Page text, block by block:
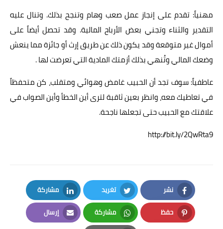
مهنياً: تقدم على إنجاز عمل صعب وهام وتنجح بذلك. وتنال عليه
التقدير والثناء وتجني بعض الأرباح المالية. وقد تحصل أيضاً على
أموال غير متوقعة وقد يكون ذلك عن طريق إرث أو جائزة مما ينعش
وضعك المالي وتُنهي بذلك أزمتك المادية التي تعرضت لها .
عاطفياً: سوف تجد أن الحبيب غامض وهوائي ومتقلب، كن متحفظاً
في تعاطيك معه، وانظر بعين ثاقبة لترى أين الخطأ وأين الصواب في
علاقتك مع الحبيب حتى تجعلها ناجحة.
http://bit.ly/2QwRta9
نشر
Facebook
تغريد
Twitter
مشاركة
LinkedIn
حفظ
Pinterest
مشاركة
Whatsapp
إرسال
Email